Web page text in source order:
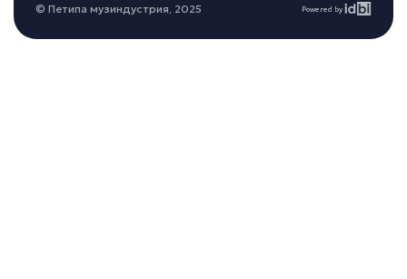
© Петипа музиндустрия, 2025 Powered by